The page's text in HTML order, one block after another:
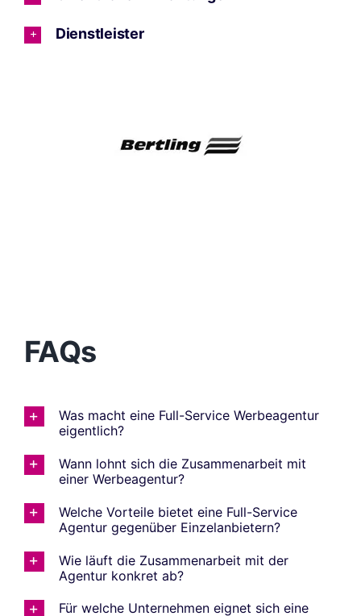
Dienstleister
FAQs
Was macht eine Full-Service Werbeagentur
eigentlich?
Wann lohnt sich die Zusammenarbeit mit
einer Werbeagentur?
Welche Vorteile bietet eine Full-Service
Agentur gegenüber Einzelanbietern?
Wie läuft die Zusammenarbeit mit der
Agentur konkret ab?
Für welche Unternehmen eignet sich eine